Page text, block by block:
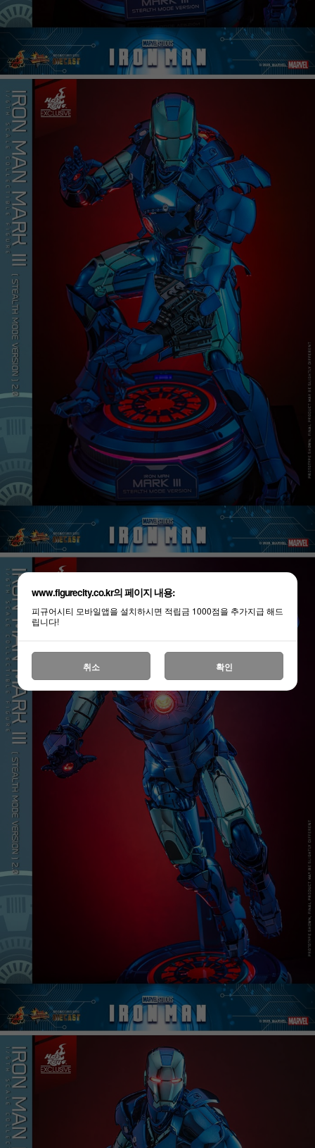
www.figurecity.co.kr의 페이지 내용:
피규어시티 모바일앱을 설치하시면 적립금 1000점을 추가지급 해드
립니다!
취소 확인